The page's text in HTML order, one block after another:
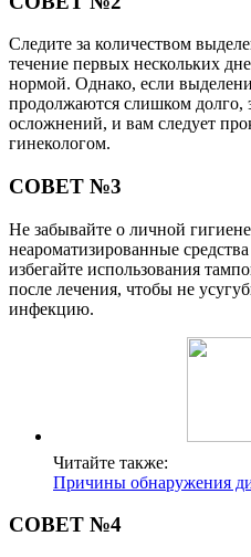
Следите за количеством
течение первых нескольких
нормой. Однако, если
продолжаются слишком долго,
осложнений, и вам следует
гинекологом.
СОВЕТ №3
Не забывайте о личной
неароматизированные
избегайте использования
после лечения, чтобы не
инфекцию.
Читайте также:
Причины обнаружения
СОВЕТ №4